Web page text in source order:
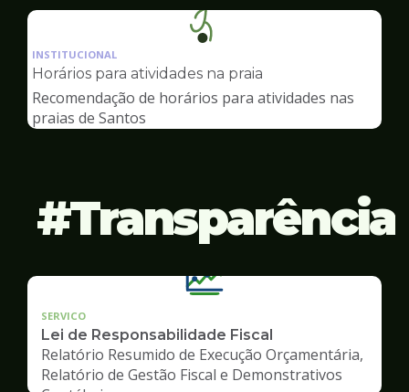
Ilustração
da
pagina
Esportes
INSTITUCIONAL
Horários para atividades na praia
Recomendação de horários para atividades nas
praias de Santos
Transparência
SERVICO
Lei de Responsabilidade Fiscal
Relatório Resumido de Execução Orçamentária,
Relatório de Gestão Fiscal e Demonstrativos